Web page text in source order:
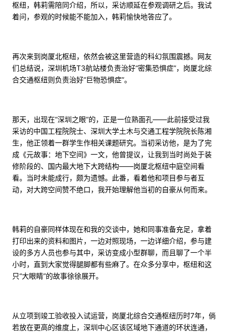
枢纽，韩莉需陪同介绍，所以，采访顺延在参观调研之后。我试
着问，参观的时候能不能加入，韩莉愉快地答应了。
再次来到岗厦北枢纽，依然会被这里营造的科幻氛围震撼。网友
们总结说，深圳机场T3航站楼负责治好“密集恐惧症”，岗厦北综
合交通枢纽则负责治好“巨物恐惧症”。
那天，出现在“深圳之眼”的，正是一位熟面孔——此前接受过我
采访的中国工程院院士、深圳大学土木与交通工程学院院长陈湘
生，他正领着一群学生作相关课题研究。当初采访他，是为了完
成《元故事：地下空间》一文，他曾提议，让我到当时尚处于装
修阶段的、国内最大地下大跨结构——岗厦北枢纽中庭空间看
看。当时未能成行，颇为遗憾。此番，看着他和项目参与者互
动，对大跨空间赞不绝口，我开始理解他当初的自豪从何而来。
韩莉的自豪同样体现在和我的交谈中，她和同事准备充足，拿着
打印出来的资料和图片，一边对照现场，一边详细介绍，参与建
设的多方人员也参与其中，采访变成小型群聊，而且聊了一个半
小时，直到大家觉得腿脚都有些麻了。在众多分享中，枢纽和这
只“大眼睛”的故事徐徐展开。
从立项到竣工验收投入试运营，岗厦北综合交通枢纽历时7年，倘
若放在更高的维度上，深圳中心区该区域地下通道的环状连通，